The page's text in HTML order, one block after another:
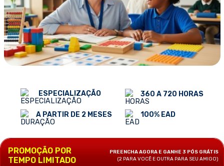
ESPECIALIZAÇÃO
A PARTIR DE 2 MESES
360 A 720 HORAS
100% EAD
PROMOÇÃO POR
TEMPO LIMITADO
PREENCHA AGORA E GANHE 3 PÓS GRÁTIS
(2 PARA VOCÊ E OUTRA PARA SEU AMIGO)